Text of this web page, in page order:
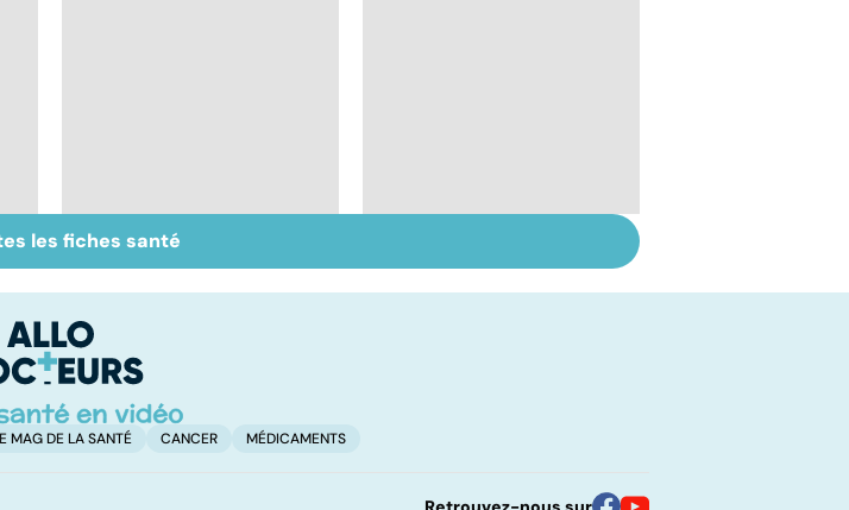
:
Gynéco : un suivi
pour la vie
cancer propagé
les fiches santé
MAG DE LA SANTÉ CANCER MÉDICAMENTS